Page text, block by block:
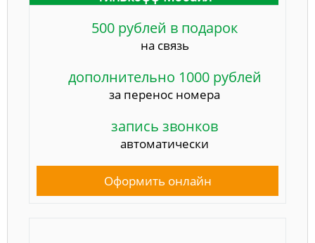
500 рублей в подарок
на связь
дополнительно 1000 рублей
за перенос номера
запись звонков
автоматически
Оформить онлайн